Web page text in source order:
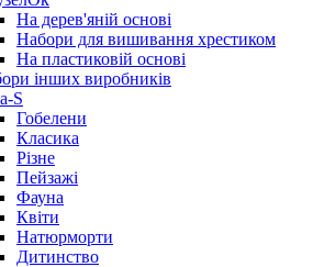
На дерев'яній основі
Набори для вишивання хрестиком
На пластиковій основі
інших виробників
S
Гобелени
Класика
Різне
Пейзажі
Фауна
Квіти
Натюрморти
Дитинство